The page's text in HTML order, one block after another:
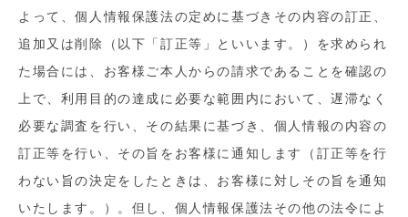
よって、個人情報保護法の定めに基づきその内容の訂正、
追加又は削除（以下「訂正等」といいます。）を求められ
た場合には、お客様ご本人からの請求であることを確認の
上で、利用目的の達成に必要な範囲内において、遅滞なく
必要な調査を行い、その結果に基づき、個人情報の内容の
訂正等を行い、その旨をお客様に通知します（訂正等を行
わない旨の決定をしたときは、お客様に対しその旨を通知
いたします。）。但し、個人情報保護法その他の法令によ